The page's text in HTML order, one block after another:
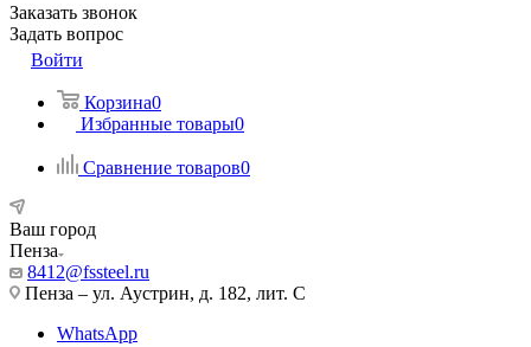
Заказать звонок
Задать вопрос
Войти
Корзина0
Избранные товары0
Сравнение товаров0
Ваш город
Пенза
8412@fssteel.ru
Пенза – ул. Аустрин, д. 182, лит. С
WhatsApp